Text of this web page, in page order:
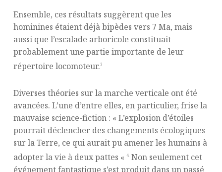
Ensemble, ces résultats suggèrent que les
hominines étaient déjà bipèdes vers 7 Ma, mais
aussi que l’escalade arboricole constituait
probablement une partie importante de leur
répertoire locomoteur.2
Diverses théories sur la marche verticale ont été
avancées. L’une d’entre elles, en particulier, frise la
mauvaise science-fiction : « L’explosion d’étoiles
pourrait déclencher des changements écologiques
sur la Terre, ce qui aurait pu amener les humains à
adopter la vie à deux pattes « 4.Non seulement cet
événement fantastique s’est produit dans un passé